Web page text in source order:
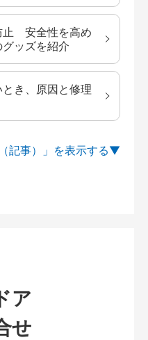
止 安全性を高め
ッズを紹介
き、原因と修理
記事）」を
ア
せ